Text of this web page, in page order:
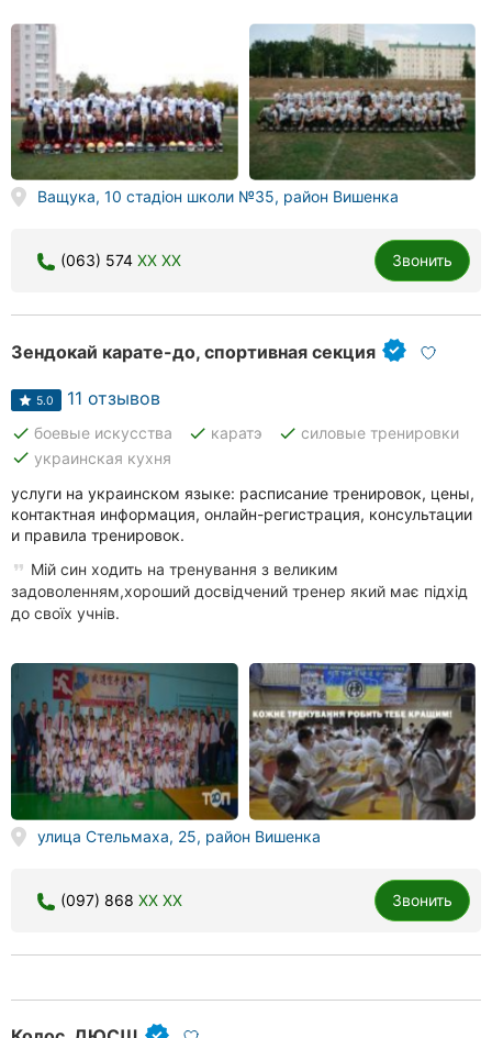
Ващука, 10 стадіон школи №35, район Вишенка
(063) 574 XX XX Звонить
Зендокай карате-до, спортивная секция
5.0 11 отзывов
done боевые искусства done каратэ done силовые тренировки
done украинская кухня
услуги на украинском языке: расписание тренировок, цены,
контактная информация, онлайн-регистрация, консультации
и правила тренировок.
Мій син ходить на тренування з великим
задоволенням,хороший досвідчений тренер який має підхід
до своїх учнів.
улица Стельмаха, 25, район Вишенка
(097) 868 XX XX Звонить